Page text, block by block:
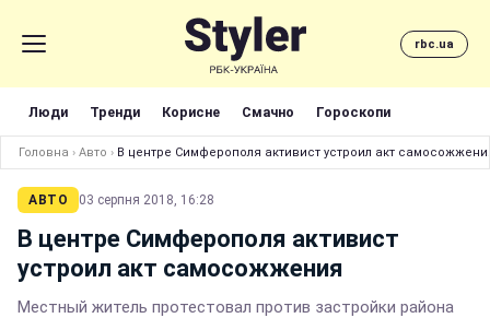
rbc.ua
Люди Тренди Корисне Смачно Гороскопи
Головна › Авто › В центре Симферополя активист устроил акт
АВТО 03 серпня 2018, 16:28
В центре Симферополя активист
устроил акт самосожжения
Местный житель протестовал против застройки района